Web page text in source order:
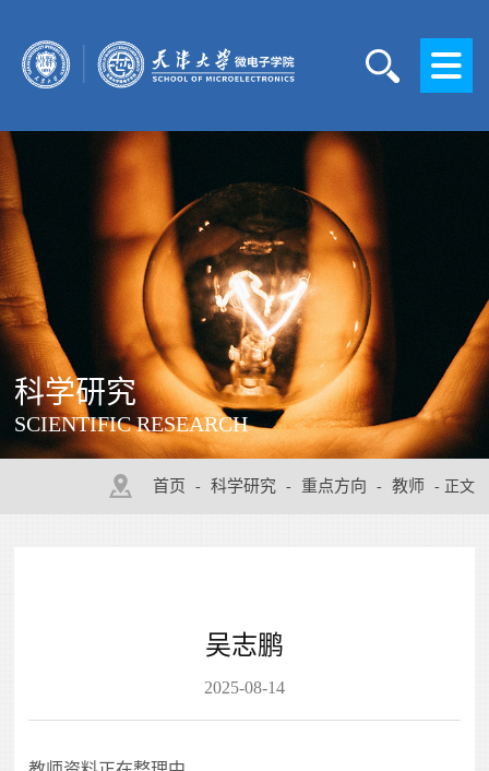
科学研究
SCIENTIFIC RESEARCH
首页 - 科学研究 - 重点方向 - 教师 - 正文
吴志鹏
2025-08-14